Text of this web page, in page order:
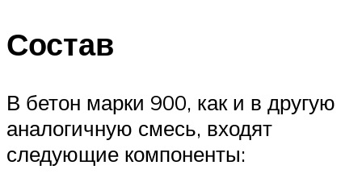
Состав
В бетон марки 900, как и в другую
аналогичную смесь, входят
следующие компоненты: